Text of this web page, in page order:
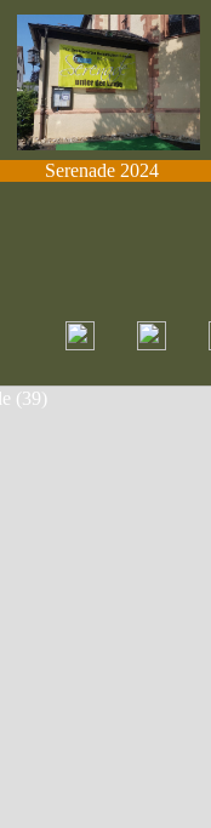
Serenade 2024